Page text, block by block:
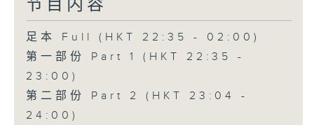
节目内容
足本 Full (HKT 22:35 - 02:00)
第一部份 Part 1 (HKT 22:35 -
23:00)
第二部份 Part 2 (HKT 23:04 -
24:00)